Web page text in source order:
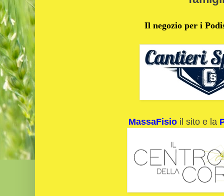
Il negozio per i
MassaFisio il sito e la